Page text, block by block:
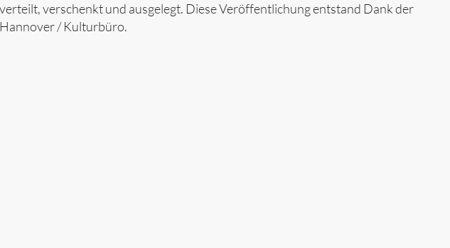
verschenkt und ausgelegt. Diese Veröffentlichung entstand Dank der
/ Kulturbüro.